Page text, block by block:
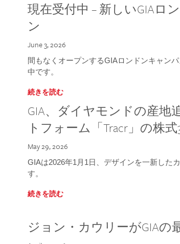
現在受付中 – 新しいGIAロ
ン
June 3, 2026
間もなくオープンするGIAロンドンキャン
中です。
続きを読む
GIA、ダイヤモンドの産地
トフォーム「Tracr」の株
May 29, 2026
GIAは2026年1月1日、デザインを一新した
す。
続きを読む
ジョン・カウリーがGIAの